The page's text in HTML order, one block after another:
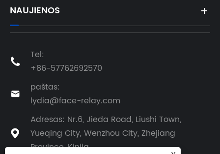
NAUJIENOS

Tel:
+86-57762692570

paštas:
lydia@face-relay.com

Adresas: Nr.6, Jieda Road, Liushi Town,
Yueqing City, Wenzhou City, Zhejiang
Province, Kinija